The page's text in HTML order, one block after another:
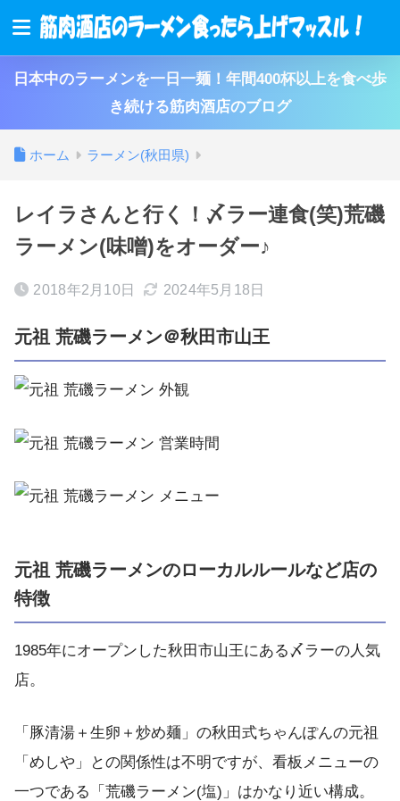
日本中のラーメンを一日一麺！年間400杯以上を食べ歩
き続ける筋肉酒店のブログ
ホーム ラーメン(秋田県)
レイラさんと行く！〆ラー連食(笑)荒磯
ラーメン(味噌)をオーダー♪
2018年2月10日 2024年5月18日
元祖 荒磯ラーメン＠秋田市山王
元祖 荒磯ラーメンのローカルルールなど店の
特徴
1985年にオープンした秋田市山王にある〆ラーの人気
店。
「豚清湯＋生卵＋炒め麺」の秋田式ちゃんぽんの元祖
「めしや」との関係性は不明ですが、看板メニューの
一つである「荒磯ラーメン(塩)」はかなり近い構成。